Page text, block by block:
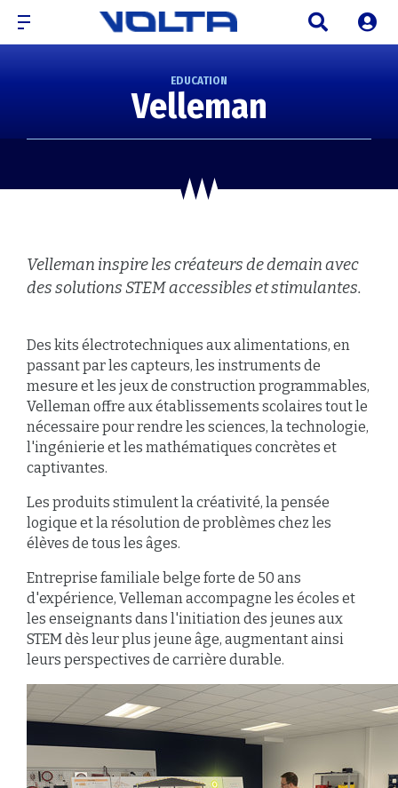
EDUCATION
Velleman
Velleman inspire les créateurs de demain avec
des solutions STEM accessibles et stimulantes.
Des kits électrotechniques aux alimentations, en
passant par les capteurs, les instruments de
mesure et les jeux de construction programmables,
Velleman offre aux établissements scolaires tout le
nécessaire pour rendre les sciences, la technologie,
l'ingénierie et les mathématiques concrètes et
captivantes.
Les produits stimulent la créativité, la pensée
logique et la résolution de problèmes chez les
élèves de tous les âges.
Entreprise familiale belge forte de 50 ans
d'expérience, Velleman accompagne les écoles et
les enseignants dans l'initiation des jeunes aux
STEM dès leur plus jeune âge, augmentant ainsi
leurs perspectives de carrière durable.